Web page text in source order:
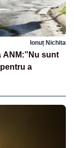
Ionuț Nichita
ANM:”Nu sunt
a